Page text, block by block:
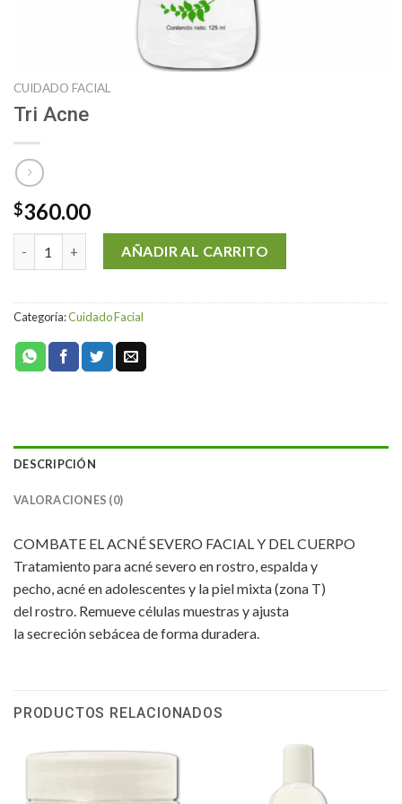
CUIDADO FACIAL
Tri Acne
$360.00
AÑADIR AL CARRITO
Categoría:Cuidado Facial
DESCRIPCIÓN
VALORACIONES (0)
COMBATE EL ACNÉ SEVERO FACIAL Y DEL CUERPO
Tratamiento para acné severo en rostro, espalda y
pecho, acné en adolescentes y la piel mixta (zona T)
del rostro. Remueve células muestras y ajusta
la secreción sebácea de forma duradera.
PRODUCTOS RELACIONADOS